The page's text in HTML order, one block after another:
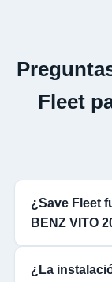
Fleet
¿Save Fleet
BENZ VITO
¿La